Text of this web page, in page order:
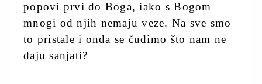
popovi prvi do Boga, iako s Bogom
mnogi od njih nemaju veze. Na sve smo
to pristale i onda se čudimo što nam ne
daju sanjati?